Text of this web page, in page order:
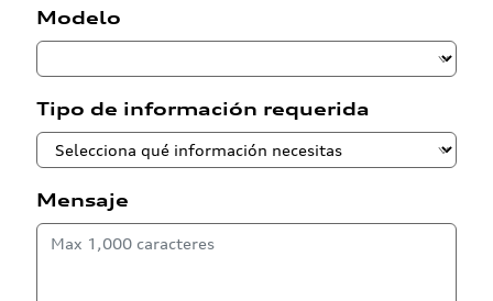
Modelo
Tipo de información requerida
Mensaje